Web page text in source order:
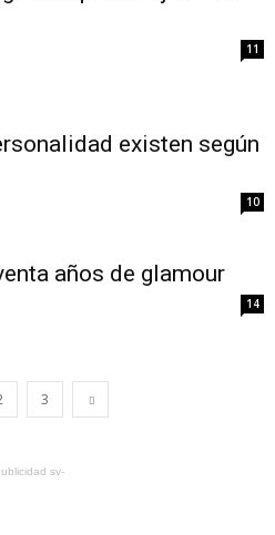
11
existen según
10
años de glamour
14
3
sv-